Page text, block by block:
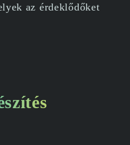
az érdeklődőket